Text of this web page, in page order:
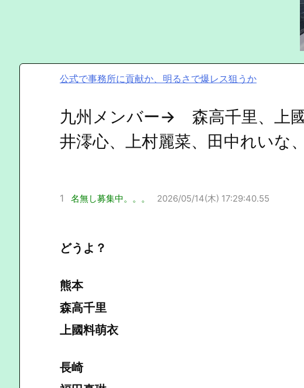
公式で事務所に貢献か、明るさで爆レス狙うか
九州メンバー→ 森高千里、上
井澪心、上村麗菜、田中れいな
1 名無し募集中。。。 2026/05/14(木) 17:29:40.55
どうよ？
熊本
森高千里
上國料萌衣
長崎